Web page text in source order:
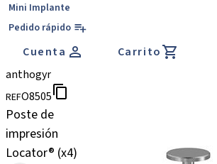
Mini Implante
Pedido rápido
Cuenta
Carrito
anthogyr
REFO8505
Poste de
impresión
Locator® (x4)